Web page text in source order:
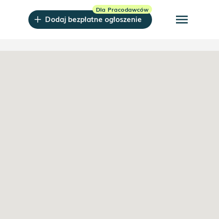
Dodaj bezpłatne ogłoszenie menu